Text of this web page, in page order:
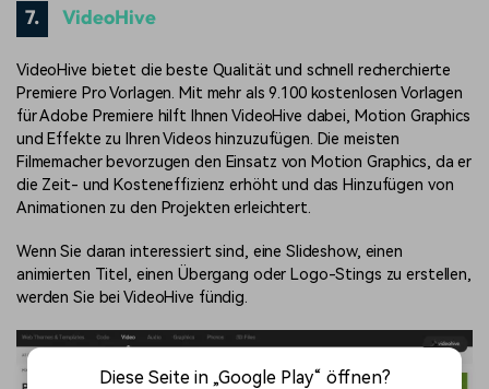
7. VideoHive
VideoHive bietet die beste Qualität und schnell recherchierte
Premiere Pro Vorlagen. Mit mehr als 9.100 kostenlosen Vorlagen
für Adobe Premiere hilft Ihnen VideoHive dabei, Motion Graphics
und Effekte zu Ihren Videos hinzuzufügen. Die meisten
Filmemacher bevorzugen den Einsatz von Motion Graphics, da er
die Zeit- und Kosteneffizienz erhöht und das Hinzufügen von
Animationen zu den Projekten erleichtert.
Wenn Sie daran interessiert sind, eine Slideshow, einen
animierten Titel, einen Übergang oder Logo-Stings zu erstellen,
werden Sie bei VideoHive fündig.
Diese Seite in „Google Play“ öffnen?